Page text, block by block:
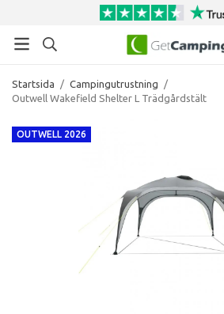
Startsida / Campingutrustning
/
Outwell Wakefield Shelter L Trädgårdstält
OUTWELL 2026